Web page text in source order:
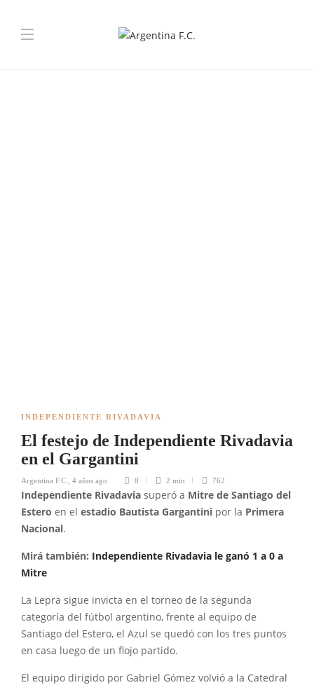
INDEPENDIENTE RIVADAVIA
El festejo de Independiente Rivadavia
en el Gargantini
Argentina F.C. 4 años ago 0 2 min 762
Independiente Rivadavia superó a Mitre de Santiago del
Estero en el estadio Bautista Gargantini por la Primera
Nacional.
Mirá también: Independiente Rivadavia le ganó 1 a 0 a
Mitre
La Lepra sigue invicta en el torneo de la segunda
categoría del fútbol argentino, frente al equipo de
Santiago del Estero, el Azul se quedó con los tres puntos
en casa luego de un flojo partido.
El equipo dirigido por Gabriel Gómez volvió a la Catedral